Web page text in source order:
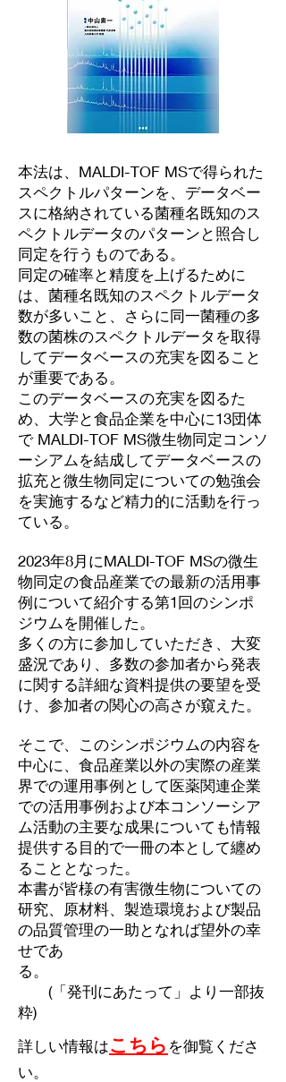
本法は、MALDI-TOF MSで得られた
スペクトルパターンを、データベー
スに格納されている菌種名既知のス
ペクトルデータのパターンと照合し
同定を行うものである。
同定の確率と精度を上げるために
は、菌種名既知のスペクトルデータ
数が多いこと、さらに同一菌種の多
数の菌株のスペクトルデータを取得
してデータベースの充実を図ること
が重要である。
このデータベースの充実を図るた
め、大学と食品企業を中心に13団体
で MALDI-TOF MS微生物同定コンソ
ーシアムを結成してデータベースの
拡充と微生物同定についての勉強会
を実施するなど精力的に活動を行っ
ている。
2023年8月にMALDI-TOF MSの微生
物同定の食品産業での最新の活用事
例について紹介する第1回のシンポ
ジウムを開催した。
多くの方に参加していただき、大変
盛況であり、多数の参加者から発表
に関する詳細な資料提供の要望を受
け、参加者の関心の高さが窺えた。
そこで、このシンポジウムの内容を
中心に、食品産業以外の実際の産業
界での運用事例として医薬関連企業
での活用事例および本コンソーシア
ム活動の主要な成果についても情報
提供する目的で一冊の本として纏め
ることとなった。
本書が皆様の有害微生物についての
研究、原材料、製造環境および製品
の品質管理の一助となれば望外の幸
せであ
る。
(「発刊にあたって」より一部抜
粋)
詳しい情報はこちら を御覧くださ
い。